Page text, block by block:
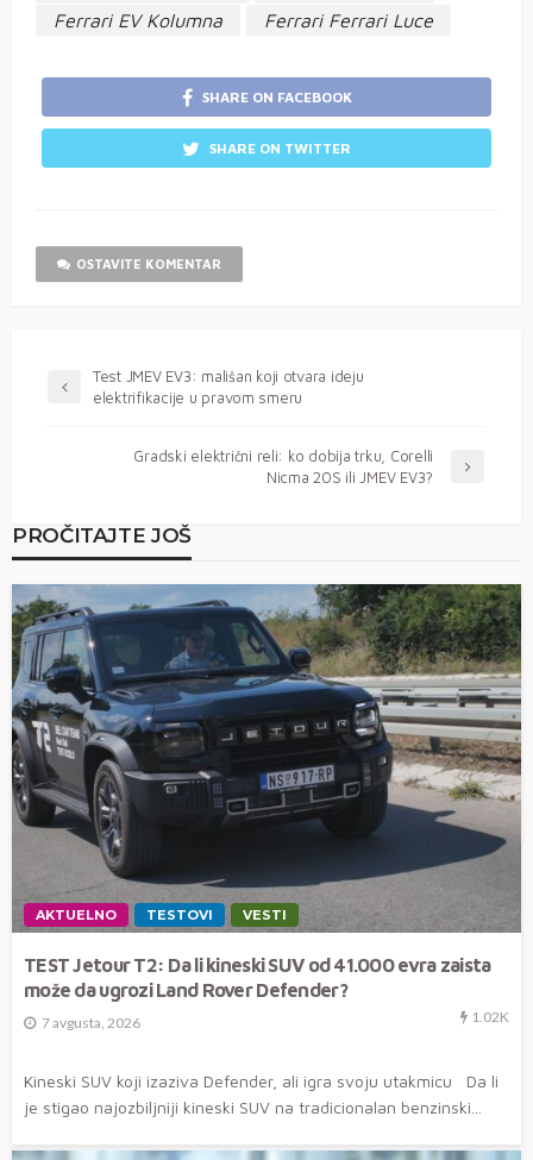
Ferrari EV Kolumna
Ferrari Ferrari Luce
SHARE ON FACEBOOK
SHARE ON TWITTER
OSTAVITE KOMENTAR
Test JMEV EV3: mališan koji otvara ideju
elektrifikacije u pravom smeru
Gradski električni reli: ko dobija trku, Corelli
Nicma 20S ili JMEV EV3?
PROČITAJTE JOŠ
AKTUELNO TESTOVI VESTI
TEST Jetour T2: Da li kineski SUV od 41.000 evra zaista
može da ugrozi Land Rover Defender?
7 avgusta, 2026 1.02K
Kineski SUV koji izaziva Defender, ali igra svoju utakmicu Da li
je stigao najozbiljniji kineski SUV na tradicionalan benzinski...